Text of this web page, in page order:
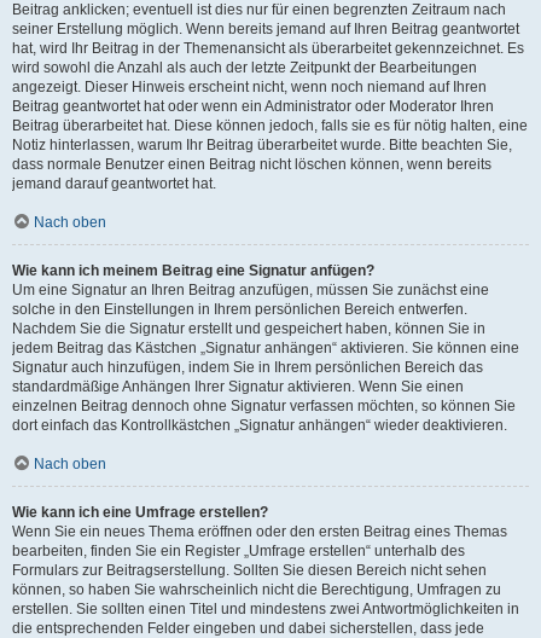
Beitrag anklicken; eventuell ist dies nur für einen begrenzten Zeitraum nach
seiner Erstellung möglich. Wenn bereits jemand auf Ihren Beitrag geantwortet
hat, wird Ihr Beitrag in der Themenansicht als überarbeitet gekennzeichnet. Es
wird sowohl die Anzahl als auch der letzte Zeitpunkt der Bearbeitungen
angezeigt. Dieser Hinweis erscheint nicht, wenn noch niemand auf Ihren
Beitrag geantwortet hat oder wenn ein Administrator oder Moderator Ihren
Beitrag überarbeitet hat. Diese können jedoch, falls sie es für nötig halten, eine
Notiz hinterlassen, warum Ihr Beitrag überarbeitet wurde. Bitte beachten Sie,
dass normale Benutzer einen Beitrag nicht löschen können, wenn bereits
jemand darauf geantwortet hat.
Nach oben
Wie kann ich meinem Beitrag eine Signatur anfügen?
Um eine Signatur an Ihren Beitrag anzufügen, müssen Sie zunächst eine
solche in den Einstellungen in Ihrem persönlichen Bereich entwerfen.
Nachdem Sie die Signatur erstellt und gespeichert haben, können Sie in
jedem Beitrag das Kästchen „Signatur anhängen“ aktivieren. Sie können eine
Signatur auch hinzufügen, indem Sie in Ihrem persönlichen Bereich das
standardmäßige Anhängen Ihrer Signatur aktivieren. Wenn Sie einen
einzelnen Beitrag dennoch ohne Signatur verfassen möchten, so können Sie
dort einfach das Kontrollkästchen „Signatur anhängen“ wieder deaktivieren.
Nach oben
Wie kann ich eine Umfrage erstellen?
Wenn Sie ein neues Thema eröffnen oder den ersten Beitrag eines Themas
bearbeiten, finden Sie ein Register „Umfrage erstellen“ unterhalb des
Formulars zur Beitragserstellung. Sollten Sie diesen Bereich nicht sehen
können, so haben Sie wahrscheinlich nicht die Berechtigung, Umfragen zu
erstellen. Sie sollten einen Titel und mindestens zwei Antwortmöglichkeiten in
die entsprechenden Felder eingeben und dabei sicherstellen, dass jede